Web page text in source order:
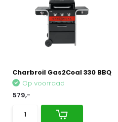
Charbroil Gas2Coal 330 BBQ
Op voorraad
579,-